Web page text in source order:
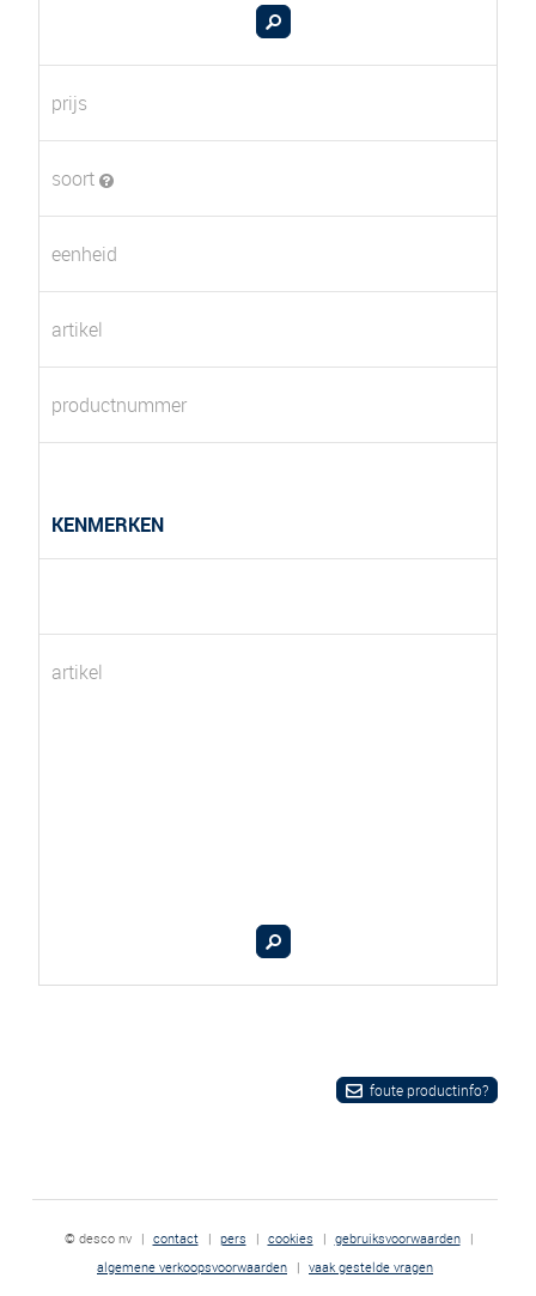
prijs
soort
eenheid
artikel
productnummer
KENMERKEN
artikel
foute productinfo?
© desco nv | contact | pers | cookies | gebruiksvoorwaarden
|
algemene verkoopsvoorwaarden | vaak gestelde vragen